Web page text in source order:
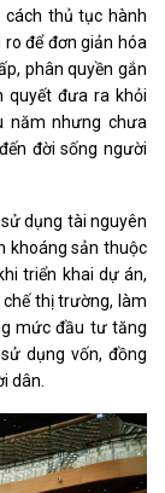
cách thủ tục hành
để đơn giản hóa
phân quyền gắn
quyết đưa ra khỏi
năm nhưng chưa
đời sống người
dụng tài nguyên
khoáng sản thuộc
triển khai dự án,
thị trường, làm
mức đầu tư tăng
dụng vốn, đồng
dân.